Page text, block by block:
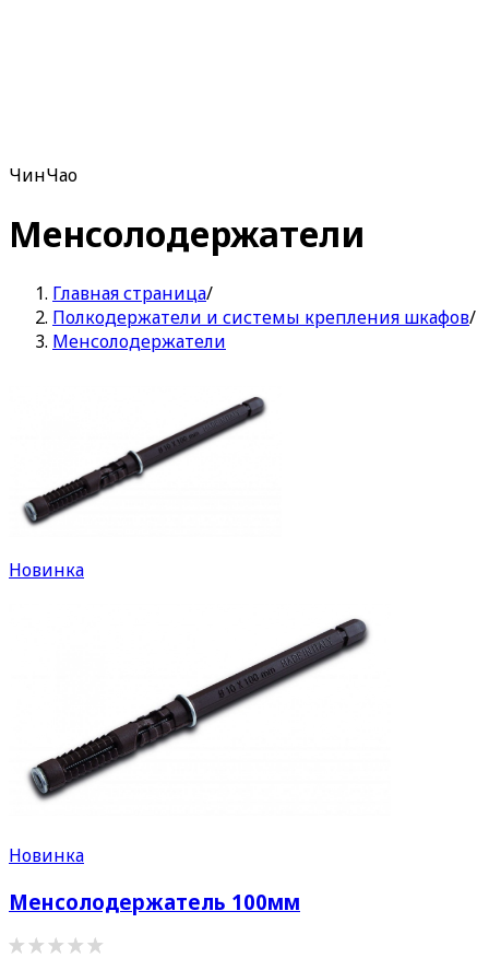
ЧинЧао
Менсолодержатели
Главная страница/
Полкодержатели и системы крепления шкафов/
Менсолодержатели
Новинка
Новинка
Менсолодержатель 100мм